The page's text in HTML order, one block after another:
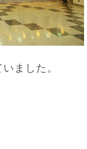
ました。